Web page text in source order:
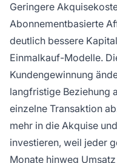
Geringere
Abonnementbasierte
deutlich bessere
Einmalkauf-Modelle.
Kundengewinnung
langfristige Beziehung
einzelne Transaktion
mehr in die Akquise
investieren, weil jeder
Monate hinweg